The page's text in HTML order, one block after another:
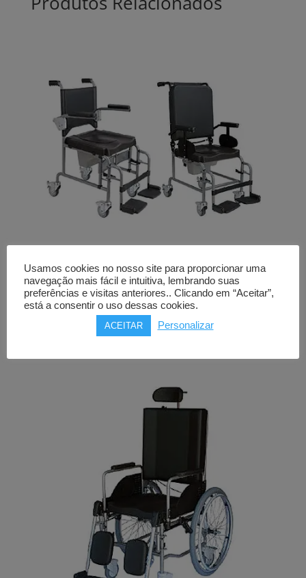
Cadeira sanitária ORTHOS
ANDALUS
305,00€Price
Usamos cookies no nosso site para proporcionar uma
navegação mais fácil e intuitiva, lembrando suas
preferências e visitas anteriores.. Clicando em “Aceitar”,
está a consentir o uso dessas cookies.
ACEITAR Personalizar